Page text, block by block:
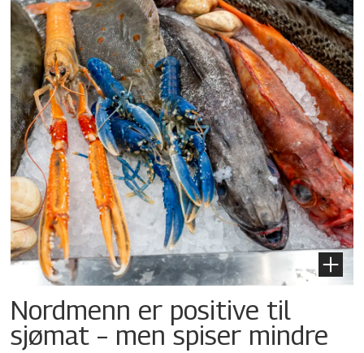
Nordmenn er positive til
sjømat – men spiser mindre